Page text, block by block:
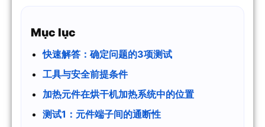
Mục lục
快速解答：确定问题的3项测试
工具与安全前提条件
加热元件在烘干机加热系统中的位置
测试1：元件端子间的通断性